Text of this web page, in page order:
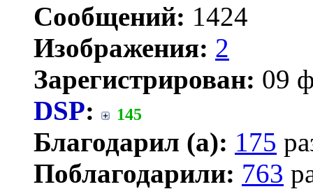
Сообщений: 1424
Изображения: 2
Зарегистрирован: 09
DSP: 145
Благодарил (а): 175
Поблагодарили: 763